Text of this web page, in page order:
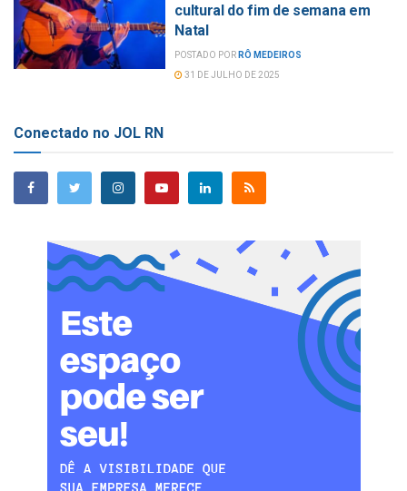
cultural do fim de semana em
Natal
POSTADO POR RÔ MEDEIROS
31 DE JULHO DE 2025
Conectado no JOL RN